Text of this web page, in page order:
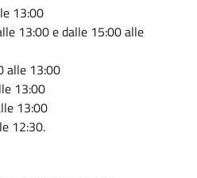
13:00
13:00 e dalle 15:00 alle
alle 13:00
13:00
13:00
12:30.